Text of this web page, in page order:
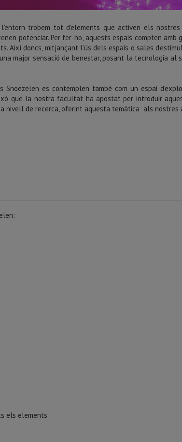
trobem tot d’elements que activen els
potenciar. Per fer-ho, aquests espais compten amb
doncs, mitjançant l’ús dels espais o sales
major sensació de benestar, posant la tecnologia al
es contemplen també com un espai
que la nostra facultat ha apostat per introduir
nivell de recerca, oferint aquesta temàtica als nostres
els elements